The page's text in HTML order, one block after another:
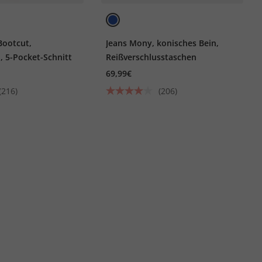
5-Pocket-Schnitt
Jeans Mony, konisches Bein,
Reißverschlusstaschen
69,99€
(206)